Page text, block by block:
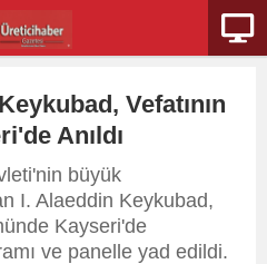
Vefatının
Anıldı
büyük
I. Alaeddin Keykubad,
Kayseri'de
ve panelle yad edildi.